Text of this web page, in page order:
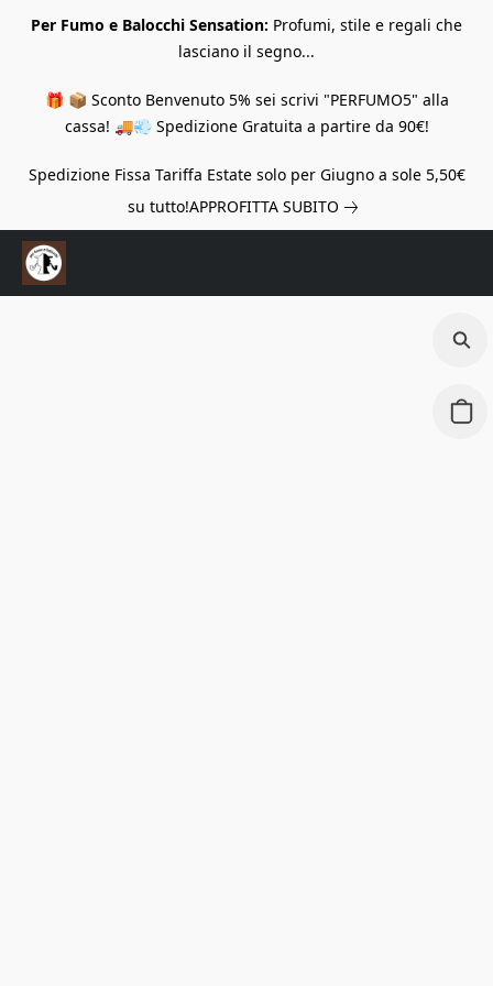
Per Fumo e Balocchi Sensation: Profumi, stile e regali che
lasciano il segno...
🎁 📦 Sconto Benvenuto 5% sei scrivi "PERFUMO5" alla
cassa! 🚚💨 Spedizione Gratuita a partire da 90€!
Spedizione Fissa Tariffa Estate solo per Giugno a sole 5,50€
su tutto!APPROFITTA SUBITO